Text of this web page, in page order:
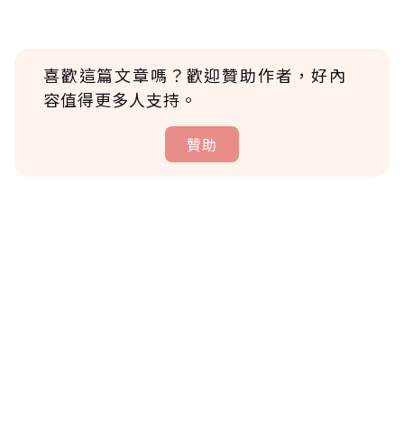
喜歡這篇文章嗎？歡迎贊助作者，好內
容值得更多人支持。
贊助